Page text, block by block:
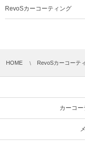
RevoSカーコーティング
HOME RevoSカーコーテ
カーコ